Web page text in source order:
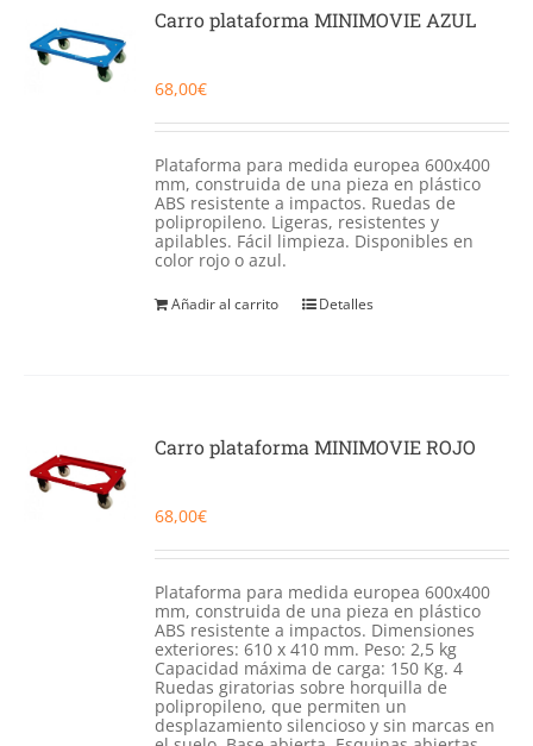
Food Service y Vending
Carro plataforma MINIMOVIE AZUL
68,00€
Plataforma para medida europea 600x400
mm, construida de una pieza en plástico
ABS resistente a impactos. Ruedas de
polipropileno. Ligeras, resistentes y
apilables. Fácil limpieza. Disponibles en
color rojo o azul.
Añadir al carrito Detalles
Carro plataforma MINIMOVIE ROJO
68,00€
Plataforma para medida europea 600x400
mm, construida de una pieza en plástico
ABS resistente a impactos. Dimensiones
exteriores: 610 x 410 mm. Peso: 2,5 kg
Capacidad máxima de carga: 150 Kg. 4
Ruedas giratorias sobre horquilla de
polipropileno, que permiten un
desplazamiento silencioso y sin marcas en